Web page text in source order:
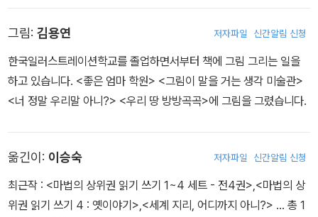
<존 아저씨>(다운증후군이 있는 아저씨 이야기) 등이 있다.
그림: 김용연 저자파일 신간알림 신청
한국일러스트레이션학교를 졸업하면서부터 책에 그림 그리는 일을
하고 있습니다. <좋은 엄마 학원> <그림이 말을 거는 생각 미술관>
<너 정말 우리말 아니?> <우리 땅 방방곡곡>에 그림을 그렸습니다.
옮긴이: 이승숙 저자파일 신간알림 신청
최근작 : <마법의 상위권 읽기 쓰기 1~4 세트 - 전4권>,<마법의 상
위권 읽기 쓰기 4 : 옛이야기>,<세계 지리, 어디까지 아니?> … 총 1